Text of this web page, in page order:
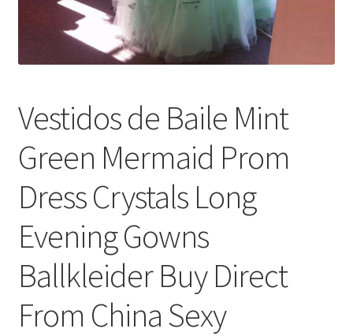
Vestidos de Baile Mint
Green Mermaid Prom
Dress Crystals Long
Evening Gowns
Ballkleider Buy Direct
From China Sexy